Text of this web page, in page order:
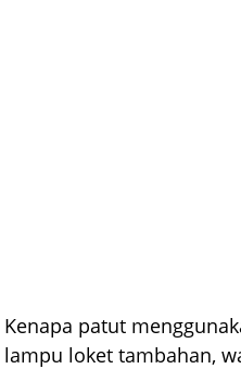
Kenapa patut
lampu loket tambahan,